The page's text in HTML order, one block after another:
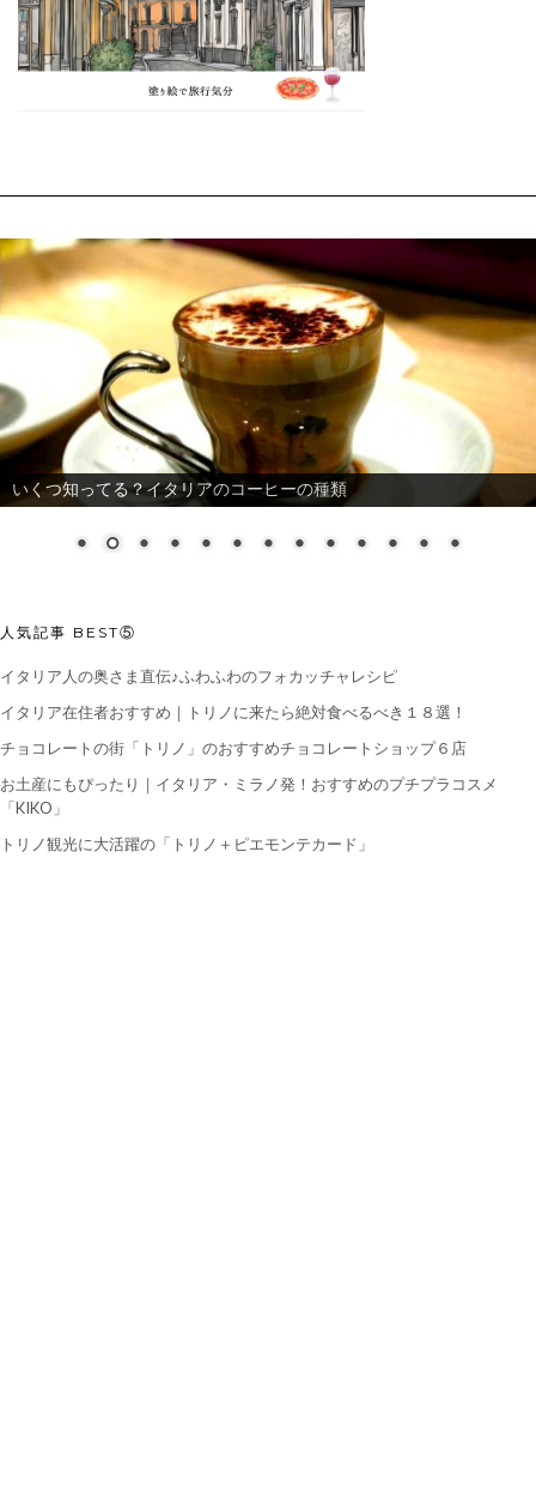
いくつ知ってる？イタリアのコーヒーの種類
人気記事 BEST⑤
イタリア人の奥さま直伝♪ふわふわのフォカッチャレシピ
イタリア在住者おすすめ｜トリノに来たら絶対食べるべき１８選！
チョコレートの街「トリノ」のおすすめチョコレートショップ６店
お土産にもぴったり｜イタリア・ミラノ発！おすすめのプチプラコスメ
「KIKO」
トリノ観光に大活躍の「トリノ＋ピエモンテカード」